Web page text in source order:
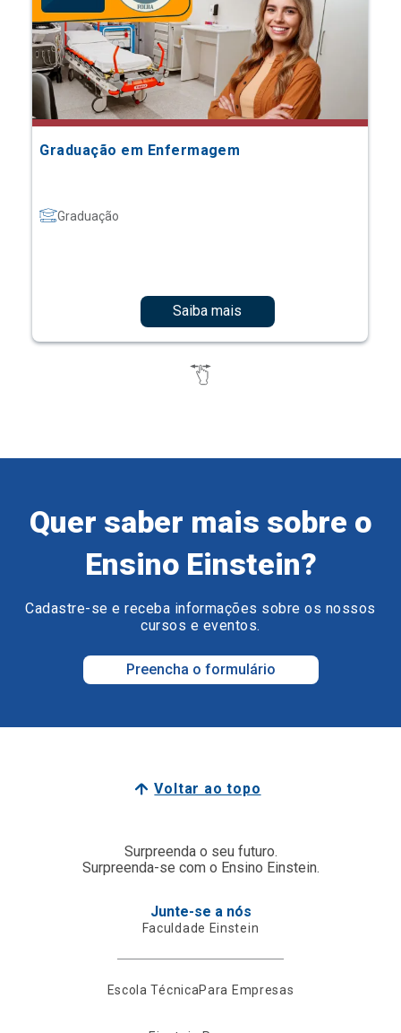
Graduação em Enfermagem
Graduação
Saiba mais
Quer saber mais sobre o
Ensino Einstein?
Cadastre-se e receba informações sobre os nossos
cursos e eventos.
Preencha o formulário
Voltar ao topo
Surpreenda o seu futuro.
Surpreenda-se com o Ensino Einstein.
Junte-se a nós
Faculdade Einstein
Escola TécnicaPara Empresas